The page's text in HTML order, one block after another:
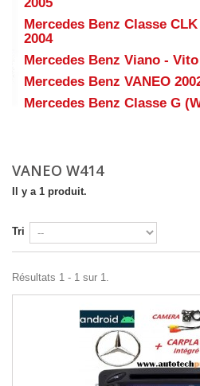
Mercedes Benz Classe CLK
2004
Mercedes Benz Viano - Vito
Mercedes Benz VANEO
Mercedes Benz Classe G
VANEO W414
Il y a 1 produit.
Tri
Résultats 1 - 1 sur 1.